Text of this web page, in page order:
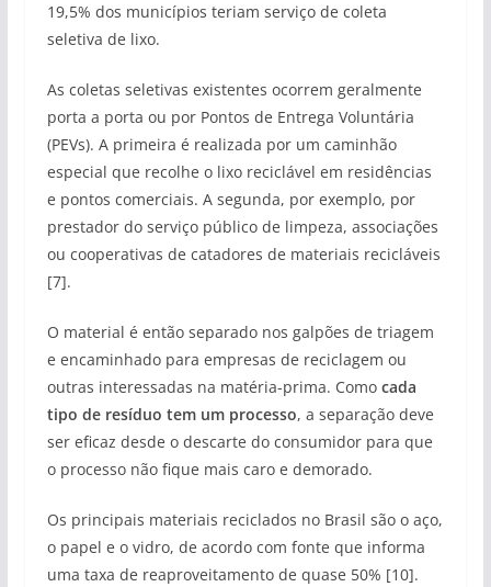
19,5% dos municípios teriam serviço de coleta
seletiva de lixo.
As coletas seletivas existentes ocorrem geralmente
porta a porta ou por Pontos de Entrega Voluntária
(PEVs). A primeira é realizada por um caminhão
especial que recolhe o lixo reciclável em residências
e pontos comerciais. A segunda, por exemplo, por
prestador do serviço público de limpeza, associações
ou cooperativas de catadores de materiais recicláveis
[7].
O material é então separado nos galpões de triagem
e encaminhado para empresas de reciclagem ou
outras interessadas na matéria-prima. Como cada
tipo de resíduo tem um processo, a separação deve
ser eficaz desde o descarte do consumidor para que
o processo não fique mais caro e demorado.
Os principais materiais reciclados no Brasil são o aço,
o papel e o vidro, de acordo com fonte que informa
uma taxa de reaproveitamento de quase 50% [10].